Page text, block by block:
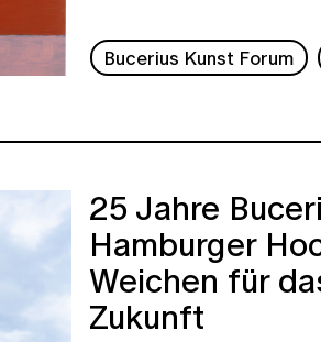
Bucerius Kunst Forum
25 Jahre
Hamburger
Weichen für
Zukunft